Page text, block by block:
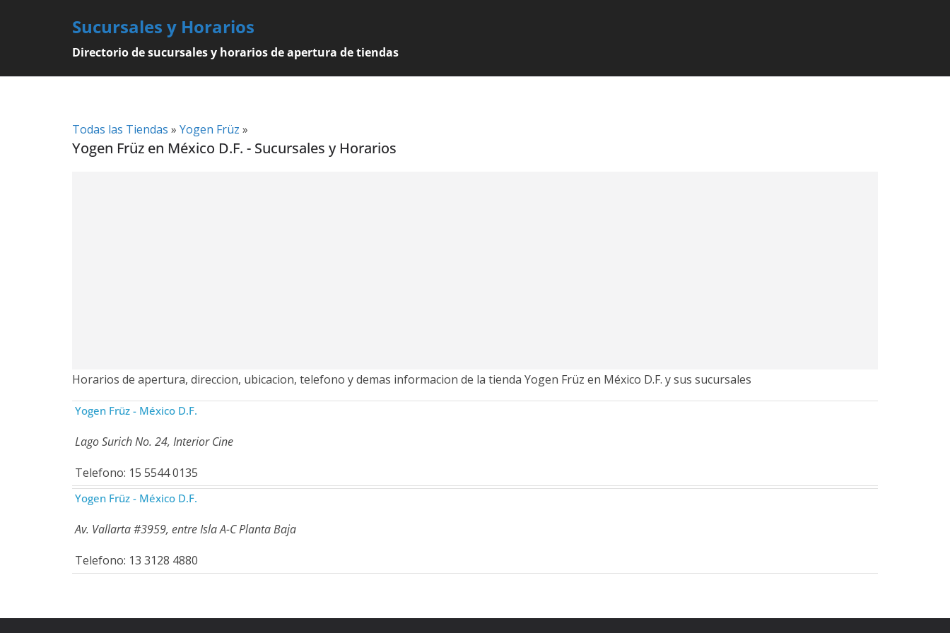
Sucursales y Horarios
Directorio de sucursales y horarios de apertura de tiendas
Todas las Tiendas » Yogen Früz »
Yogen Früz en México D.F. - Sucursales y Horarios
Horarios de apertura, direccion, ubicacion, telefono y demas informacion de la tienda Yogen Früz en México D.F. y sus sucursales
Yogen Früz - México D.F.
Lago Surich No. 24, Interior Cine
Telefono: 15 5544 0135
Yogen Früz - México D.F.
Av. Vallarta #3959, entre Isla A-C Planta Baja
Telefono: 13 3128 4880